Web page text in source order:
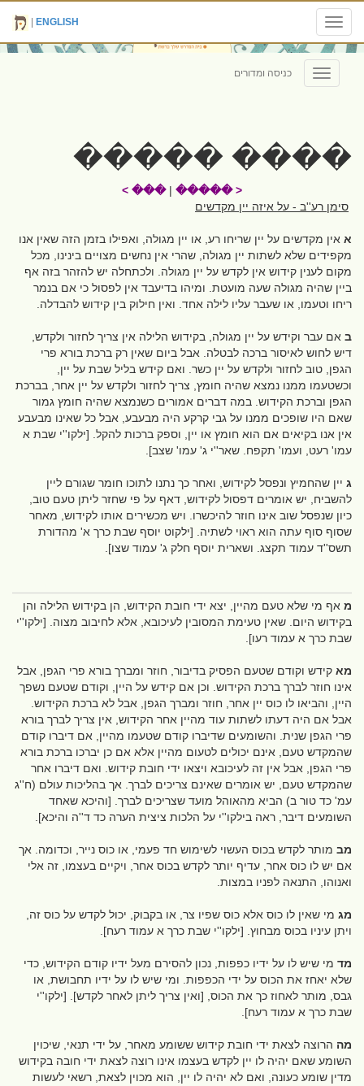
Toggle
navigation
ENGLISH
Toggle
navigation
כניסה ומדורים
���� �����
< �����
|
��� >
סימן רע''ב - על איזה יין מקדשים
א אין מקדשים על יין שריחו רע, או יין מגולה, ואפילו בזמן הזה שאין אנו
מקפידים שלא לשתות יין מגולה, שהרי אין נחשים מצויים בינינו, מכל
מקום לענין קידוש אין לקדש על יין מגולה. ולכתחלה יש להזהר בזה אף
ביין שהיה מגולה שעה מועטת. ומיהו בדיעבד אין לפסול כי אם בנמר
ריחו וטעמו, או שעבר עליו לילה אחד. ואין חילוק בין קידוש להבדלה.
ב אם עבר וקידש על יין מגולה, בקידוש הלילה אין צריך לחזור ולקדש,
דיש לחוש לאיסור ברכה לבטלה. אבל ביום שאין רק ברכת בורא פרי
הגפן, טוב לחזור ולקדש על יין כשר. ואם קידש בליל שבת על יין,
וכשטעמו ממנו נמצא שהיה חומץ, צריך לחזור ולקדש על יין אחר, בברכת
הגפן וברכת הקידוש. במה דברים אמורים כשנמצא שהיה חומץ גמור
שאם היו שופכים ממנו על גבי קרקע היה מבעבע, אבל כל שאינו מבעבע
אין אנו בקיאים אם הוא חומץ או יין, וספק ברכות להקל. [ילקו''י שבת א
עמו' רעט, ועמו' תקפח. שאר''י ג' עמו' שצב].
ג יין שהחמיץ ונפסל לקידוש, ואחר כך נתנו לתוכו חומר שגורם ליין
להשביח, יש אומרים דפסול לקידוש, דאף על פי שחזר ליתן טעם טוב,
כיון שנפסל שוב אינו חוזר להיכשרו. ויש מכשירים אותו לקידוש, מאחר
שסוף סוף עתה הוא ראוי לשתיה. [ילקוט יוסף שבת כרך א' מהדורת
תשס''ד עמוד תקצג. ושארית יוסף חלק ג' עמוד שצו].
מ אף מי שלא טעם מהיין, יצא ידי חובת הקידוש, הן בקידוש הלילה והן
בקידוש היום. שאין טעימת המסובין לעיכובא, אלא לחיבוב מצוה. [ילקו''י
שבת כרך א עמוד רעו].
מא קידש וקודם שטעם הפסיק בדיבור, חוזר ומברך בורא פרי הגפן, אבל
אינו חוזר לברך ברכת הקידוש. וכן אם קידש על היין, וקודם שטעם נשפך
היין, והביאו לו כוס יין אחר, חוזר ומברך הגפן, אבל לא ברכת הקידוש.
אבל אם היה דעתו לשתות עוד מהיין אחר הקידוש, אין צריך לברך בורא
פרי הגפן שנית. והשומעים שדיברו קודם שטעמו מהיין, אם דיברו קודם
שהמקדש טעם, אינם יכולים לטעום מהיין אלא אם כן יברכו ברכת בורא
פרי הגפן, אבל אין זה לעיכובא ויצאו ידי חובת קידוש. ואם דיברו אחר
שהמקדש טעם, יש אומרים שאינם צריכים לברך. אך בהליכות עולם (ח''ג
עמ' כד טור ב) הביא מהאוהל מועד שצריכים לברך. [והיכא שאחד
השומעים דיבר, ראה בילקו''י על הלכות ציצית הערה כד ד''ה והיכא].
מב מותר לקדש בכוס העשוי לשימוש חד פעמי, או כוס נייר, וכדומה. אך
אם יש לו כוס אחר, עדיף יותר לקדש בכוס אחר, ויקיים בעצמו, זה אלי
ואנוהו, התנאה לפניו במצות.
מג מי שאין לו כוס אלא כוס שפיו צר, או בקבוק, יכול לקדש על כוס זה,
ויתן עיניו בכוס מבחוץ. [ילקו''י שבת כרך א עמוד רעח].
מד מי שיש לו על ידיו כפפות, נכון להסירם מעל ידיו קודם הקידוש, כדי
שלא יאחז את הכוס על ידי הכפפות. ומי שיש לו על ידיו תחבושת, או
גבס, מותר לאחוז כך את הכוס, [ואין צריך ליתן לאחר לקדש]. [ילקו''י
שבת כרך א עמוד רעח].
מה הרוצה לצאת ידי חובת קידוש ששומע מאחר, על ידי תנאי, שיכוין
השומע שאם יהיה לו יין לקדש בעצמו אינו רוצה לצאת ידי חובה בקידוש
מדין שומע כעונה, ואם לא יהיה לו יין, הוא מכוין לצאת, רשאי לעשות